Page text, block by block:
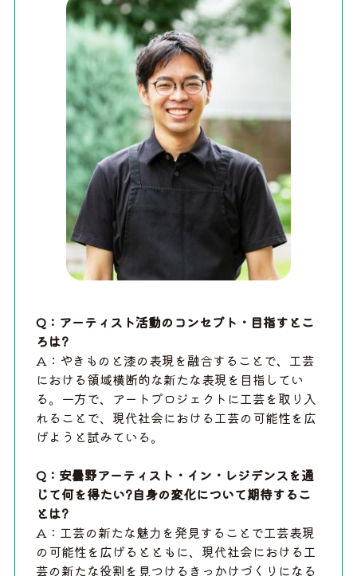
Q：アーティスト活動のコンセプト・目指すとこ
ろは?
​A：やきものと漆の表現を融合することで、工芸
における領域横断的な新たな表現を目指してい
る。一方で、アートプロジェクトに工芸を取り入
れることで、現代社会における工芸の可能性を広
げようと試みている。 ​
Q：安曇野アーティスト・イン・レジデンスを通
じて何を得たい?自身の変化について期待するこ
とは?
​A：工芸の新たな魅力を発見することで工芸表現
の可能性を広げるとともに、現代社会における工
芸の新たな役割を見つけるきっかけづくりになる